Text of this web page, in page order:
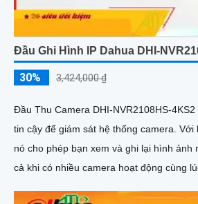
Đầu Ghi Hình IP Dahua DHI-
30% 3,424,000 ₫
Đầu Thu Camera DHI-NVR2108HS-
tin cậy để giám sát hệ thống camera. Với băng thông 80 Mbps,
nó cho phép bạn xem và ghi lại hình ảnh
cả khi có nhiều camera hoạt động cùng